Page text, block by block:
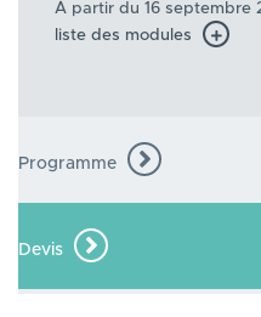
À partir du 16 septembre
liste des modules
Programme
Devis